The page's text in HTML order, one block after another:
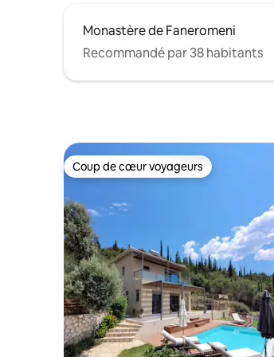
Monastère de Faneromeni
Recommandé par 38 habitants
Coup de cœur voyageurs
Coup de cœur voyageurs